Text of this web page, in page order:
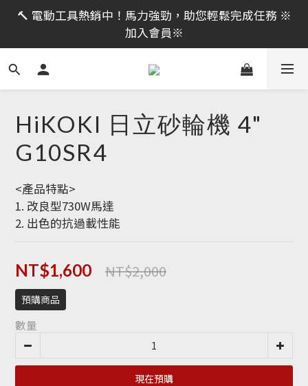
限時活動｜全館消費滿 NT$599 即享免運費，工具補貨
趁現在！立即逛活動商品
🔨 電動工具熱銷中！馬力強勁，助您輕鬆完成任務 ※
加入會員※
限時活動｜全館消費滿 NT$599 即享免運費，工具補貨
趁現在！立即逛活動商品
HiKOKI 日立砂輪機 4"
G10SR4
<產品特點>
1. 改良型730W馬達
2. 出色的抗過載性能
NT$1,600 NT$2,000
預購商品
數量
現在預購